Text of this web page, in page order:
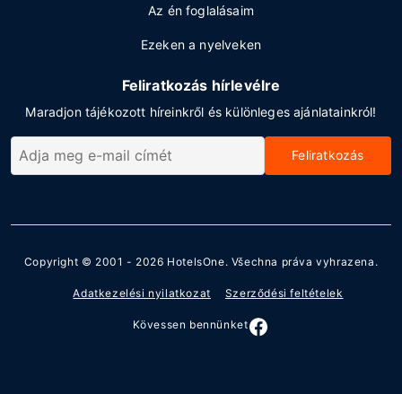
Az én foglalásaim
Ezeken a nyelveken
Feliratkozás hírlevélre
Maradjon tájékozott híreinkről és különleges ajánlatainkról!
Feliratkozás
Copyright © 2001 - 2026 HotelsOne. Všechna práva vyhrazena.
Adatkezelési nyilatkozat Szerződési feltételek
Kövessen bennünket